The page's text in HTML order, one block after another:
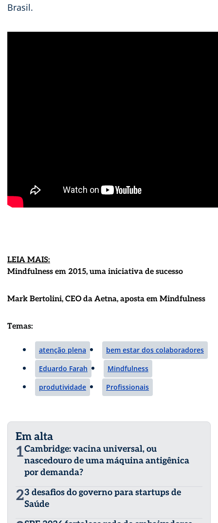
Brasil.
LEIA MAIS:
Mindfulness em 2015, uma iniciativa de sucesso
Mark Bertolini, CEO da Aetna, aposta em Mindfulness
Temas:
atenção plena
bem estar dos colaboradores
Eduardo Farah
Mindfulness
produtividade
Profissionais
Em alta
1Cambridge: vacina universal, ou
nascedouro de uma máquina antigênica
por demanda?
23 desafios do governo para startups de
Saúde